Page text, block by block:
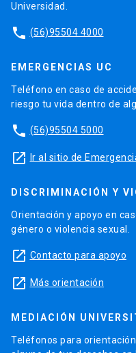
Universidad.
phone (56)95504 4000
EMERGENCIAS UC
Teléfono en caso de
riesgo tu vida dentro de
phone (56)95504 5000
launch Ir al sitio de
DISCRIMINACIÓN Y
Orientación y apoyo en
género o violencia sexual.
launch Contacto para apoyo
launch Más orientación
MEDIACIÓN
Teléfonos para